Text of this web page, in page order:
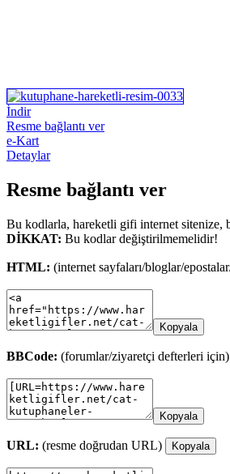
İndir
Resme bağlantı ver
e-Kart
Detaylar
Resme bağlantı ver
Bu kodlarla, hareketli gifi internet sitenize,
DİKKAT: Bu kodlar değiştirilmemelidir!
HTML: (internet sayfaları/bloglar/
Kopyala
BBCode: (forumlar/ziyaretçi defterleri için)
Kopyala
URL: (resme doğrudan URL) Kopyala